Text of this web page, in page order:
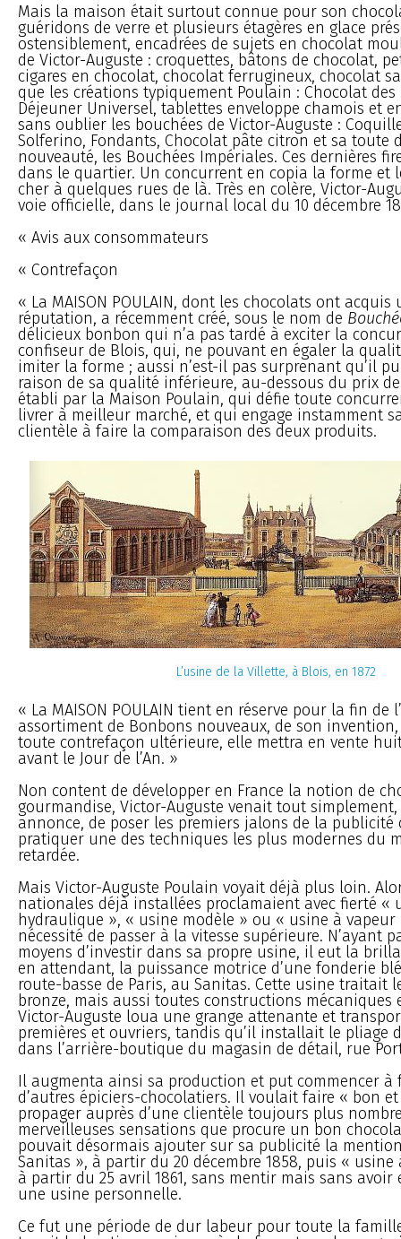
Mais la maison était surtout connue pour son
guéridons de verre et plusieurs étagères en glace
ostensiblement, encadrées de sujets en chocolat
de Victor-Auguste : croquettes, bâtons de chocolat,
cigares en chocolat, chocolat ferrugineux, chocolat
que les créations typiquement Poulain : Chocolat des
Déjeuner Universel, tablettes enveloppe chamois et
sans oublier les bouchées de Victor-Auguste :
Solferino, Fondants, Chocolat pâte citron et sa toute
nouveauté, les Bouchées Impériales. Ces dernières
dans le quartier. Un concurrent en copia la forme et
cher à quelques rues de là. Très en colère, Victor-
voie officielle, dans le journal local du 10 décembre
« Avis aux consommateurs
« Contrefaçon
« La MAISON POULAIN, dont les chocolats ont acquis
réputation, a récemment créé, sous le nom de
délicieux bonbon qui n’a pas tardé à exciter la
confiseur de Blois, qui, ne pouvant en égaler la
imiter la forme ; aussi n’est-il pas surprenant qu’il
raison de sa qualité inférieure, au-dessous du prix
établi par la Maison Poulain, qui défie toute
livrer à meilleur marché, et qui engage instamment
clientèle à faire la comparaison des deux produits.
L’usine de la Villette, à Blois, en 1872
« La MAISON POULAIN tient en réserve pour la fin de
assortiment de Bonbons nouveaux, de son
toute contrefaçon ultérieure, elle mettra en vente
avant le Jour de l’An. »
Non content de développer en France la notion de
gourmandise, Victor-Auguste venait tout
annonce, de poser les premiers jalons de la publicité
pratiquer une des techniques les plus modernes du
retardée.
Mais Victor-Auguste Poulain voyait déjà plus loin.
nationales déjà installées proclamaient avec fierté «
hydraulique », « usine modèle » ou « usine à
nécessité de passer à la vitesse supérieure. N’ayant
moyens d’investir dans sa propre usine, il eut la
en attendant, la puissance motrice d’une fonderie
route-basse de Paris, au Sanitas. Cette usine traitait
bronze, mais aussi toutes constructions mécaniques
Victor-Auguste loua une grange attenante et
premières et ouvriers, tandis qu’il installait le pliage
dans l’arrière-boutique du magasin de détail, rue
Il augmenta ainsi sa production et put commencer
d’autres épiciers-chocolatiers. Il voulait faire « bon
propager auprès d’une clientèle toujours plus
merveilleuses sensations que procure un bon
pouvait désormais ajouter sur sa publicité la
Sanitas », à partir du 20 décembre 1858, puis «
à partir du 25 avril 1861, sans mentir mais sans
une usine personnelle.
Ce fut une période de dur labeur pour toute la